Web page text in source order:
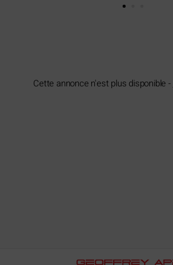
Cette annonce n'est plus disponible -